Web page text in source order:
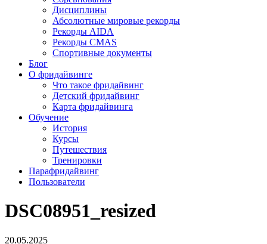
Дисциплины
Абсолютные мировые рекорды
Рекорды AIDA
Рекорды CMAS
Спортивные документы
Блог
О фридайвинге
Что такое фридайвинг
Детский фридайвинг
Карта фридайвинга
Обучение
История
Курсы
Путешествия
Тренировки
Парафридайвинг
Пользователи
DSC08951_resized
20.05.2025